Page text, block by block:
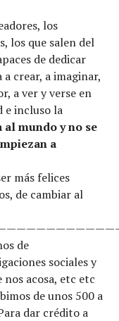
los
los que salen del
de dedicar
crear, a imaginar,
a ver y verse en
e incluso la
al mundo y no se
a
más felices
de cambiar al
de
sociales y
acosa, etc etc
de unos 500 a
dar crédito a